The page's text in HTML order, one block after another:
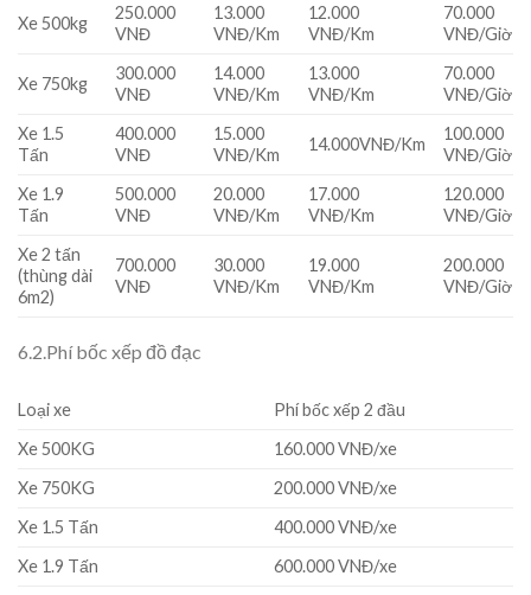
Xe 500kg
250.000
VNĐ
13.000
VNĐ/Km
12.000
VNĐ/Km
70.000
VNĐ/Giờ
Xe 750kg
300.000
VNĐ
14.000
VNĐ/Km
13.000
VNĐ/Km
70.000
VNĐ/Giờ
Xe 1.5
Tấn
400.000
VNĐ
15.000
VNĐ/Km
14.000VNĐ/Km
100.000
VNĐ/Giờ
Xe 1.9
Tấn
500.000
VNĐ
20.000
VNĐ/Km
17.000
VNĐ/Km
120.000
VNĐ/Giờ
Xe 2 tấn
(thùng dài
6m2)
700.000
VNĐ
30.000
VNĐ/Km
19.000
VNĐ/Km
200.000
VNĐ/Giờ
6.2.Phí bốc xếp đồ đạc
Loại xe
Phí bốc xếp 2 đầu
Xe 500KG
160.000 VNĐ/xe
Xe 750KG
200.000 VNĐ/xe
Xe 1.5 Tấn
400.000 VNĐ/xe
Xe 1.9 Tấn
600.000 VNĐ/xe